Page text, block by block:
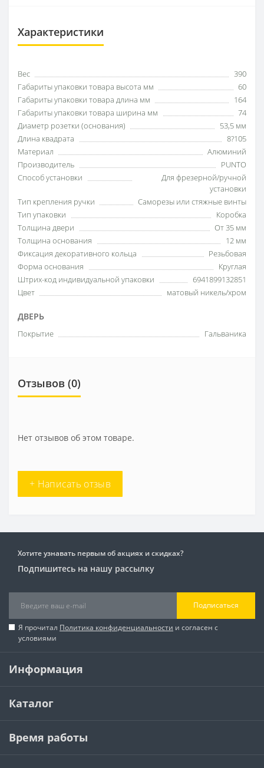
Характеристики
Вес
390
Габариты упаковки товара высота мм
60
Габариты упаковки товара длина мм
164
Габариты упаковки товара ширина мм
74
Диаметр розетки (основания)
53,5 мм
Длина квадрата
8?105
Материал
Алюминий
Производитель
PUNTO
Способ установки
Для фрезерной/ручной
установки
Тип крепления ручки
Саморезы или стяжные винты
Тип упаковки
Коробка
Толщина двери
От 35 мм
Толщина основания
12 мм
Фиксация декоративного кольца
Резьбовая
Форма основания
Круглая
Штрих-код индивидуальной упаковки
6941899132851
Цвет
матовый никель/хром
ДВЕРЬ
Покрытие Гальваника
Отзывов (0)
Нет отзывов об этом товаре.
+ Написать отзыв
Хотите узнавать первым об акциях и скидках?
Подпишитесь на нашу рассылку
Подписаться
Я прочитал Политика конфиденциальности и согласен с
условиями
Информация
Каталог
Время работы